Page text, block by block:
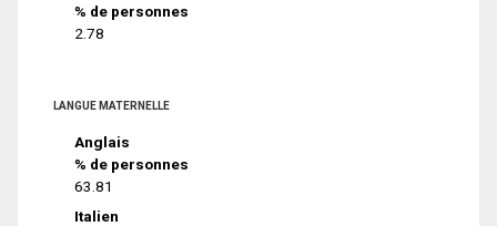
% de personnes
2.78
LANGUE MATERNELLE
Anglais
% de personnes
63.81
Italien